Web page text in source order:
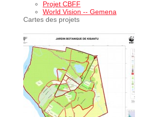
Projet CBFF
World Vision -- Gemena
Cartes des projets